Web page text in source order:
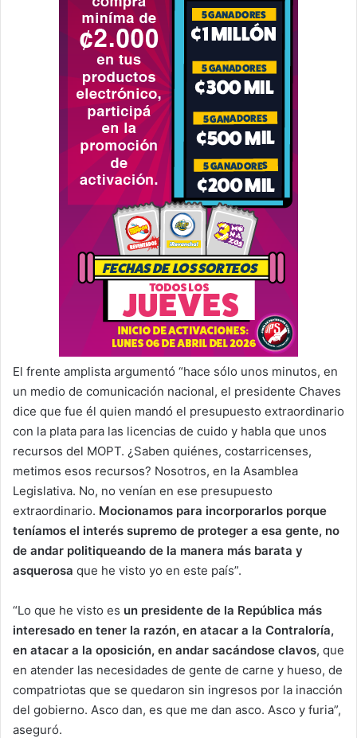
El frente amplista argumentó “hace sólo unos minutos, en
un medio de comunicación nacional, el presidente Chaves
dice que fue él quien mandó el presupuesto extraordinario
con la plata para las licencias de cuido y habla que unos
recursos del MOPT. ¿Saben quiénes, costarricenses,
metimos esos recursos? Nosotros, en la Asamblea
Legislativa. No, no venían en ese presupuesto
extraordinario. Mocionamos para incorporarlos porque
teníamos el interés supremo de proteger a esa gente, no
de andar politiqueando de la manera más barata y
asquerosa que he visto yo en este país”.
“Lo que he visto es un presidente de la República más
interesado en tener la razón, en atacar a la Contraloría,
en atacar a la oposición, en andar sacándose clavos, que
en atender las necesidades de gente de carne y hueso, de
compatriotas que se quedaron sin ingresos por la inacción
del gobierno. Asco dan, es que me dan asco. Asco y furia”,
aseguró.